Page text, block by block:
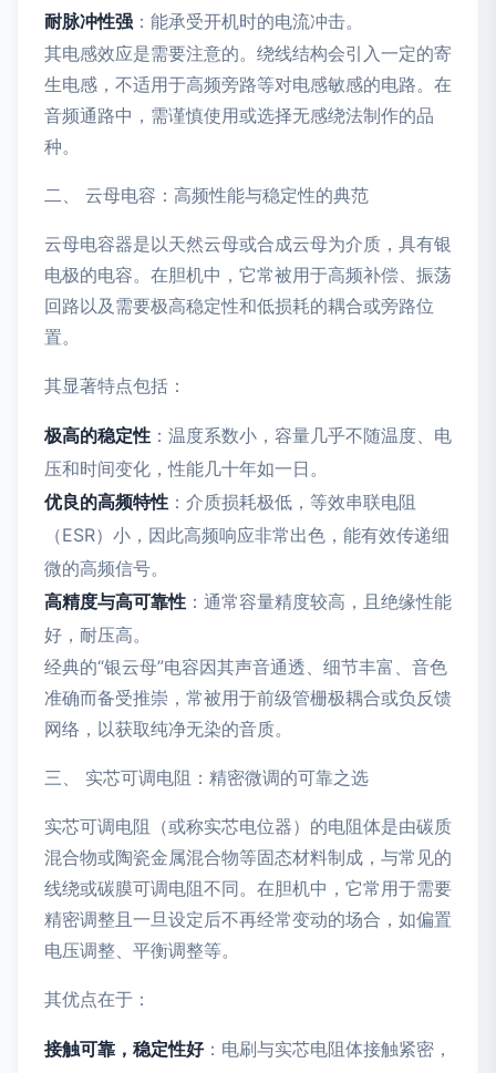
耐脉冲性强 ：能承受开机时的电流冲击。
其电感效应是需要注意的。绕线结构会引入一定的寄
生电感，不适用于高频旁路等对电感敏感的电路。在
音频通路中，需谨慎使用或选择无感绕法制作的品
种。
二、 云母电容：高频性能与稳定性的典范
云母电容器是以天然云母或合成云母为介质，具有银
电极的电容。在胆机中，它常被用于高频补偿、振荡
回路以及需要极高稳定性和低损耗的耦合或旁路位
置。
其显著特点包括：
极高的稳定性 ：温度系数小，容量几乎不随温度、电
压和时间变化，性能几十年如一日。
优良的高频特性 ：介质损耗极低，等效串联电阻
（ESR）小，因此高频响应非常出色，能有效传递细
微的高频信号。
高精度与高可靠性 ：通常容量精度较高，且绝缘性能
好，耐压高。
经典的“银云母”电容因其声音通透、细节丰富、音色
准确而备受推崇，常被用于前级管栅极耦合或负反馈
网络，以获取纯净无染的音质。
三、 实芯可调电阻：精密微调的可靠之选
实芯可调电阻（或称实芯电位器）的电阻体是由碳质
混合物或陶瓷金属混合物等固态材料制成，与常见的
线绕或碳膜可调电阻不同。在胆机中，它常用于需要
精密调整且一旦设定后不再经常变动的场合，如偏置
电压调整、平衡调整等。
其优点在于：
接触可靠，稳定性好：电刷与实芯电阻体接触紧密，